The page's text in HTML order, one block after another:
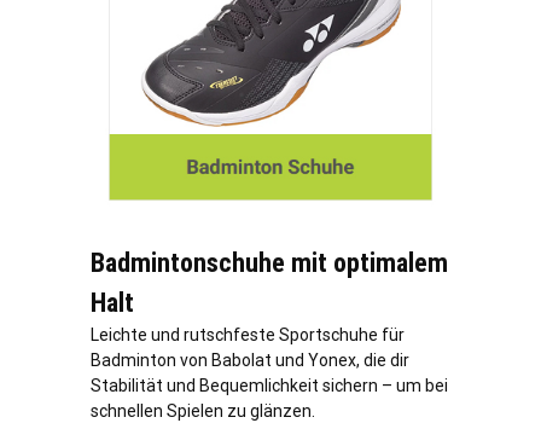
Badmintonschuhe mit optimalem
Halt
Leichte und rutschfeste Sportschuhe für
Badminton von Babolat und Yonex, die dir
Stabilität und Bequemlichkeit sichern – um bei
schnellen Spielen zu glänzen.